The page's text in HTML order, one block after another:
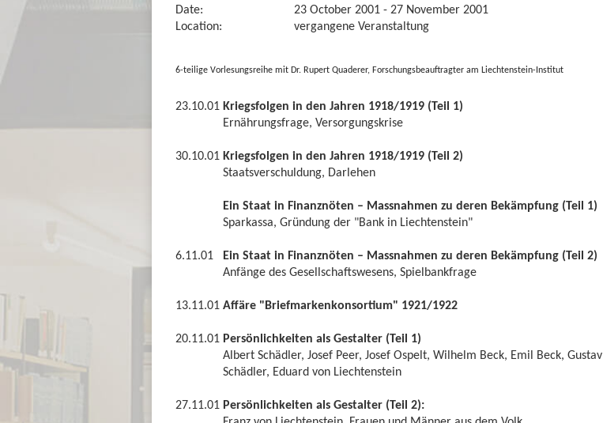
Date:
23 October 2001 - 27 November 2001
Location:
vergangene Veranstaltung
6-teilige Vorlesungsreihe mit Dr. Rupert Quaderer, Forschungsbeauftragter am Liechtenstein-Institut
23.10.01 Kriegsfolgen in den Jahren 1918/1919 (Teil 1)
Ernährungsfrage, Versorgungskrise
30.10.01 Kriegsfolgen in den Jahren 1918/1919 (Teil 2)
Staatsverschuldung, Darlehen
Ein Staat in Finanznöten – Massnahmen zu deren Bekämpfung (Teil 1)
Sparkassa, Gründung der "Bank in Liechtenstein"
6.11.01
Ein Staat in Finanznöten – Massnahmen zu deren Bekämpfung (Teil 2)
Anfänge des Gesellschaftswesens, Spielbankfrage
13.11.01 Affäre "Briefmarkenkonsortium" 1921/1922
20.11.01 Persönlichkeiten als Gestalter (Teil 1)
Albert Schädler, Josef Peer, Josef Ospelt, Wilhelm Beck, Emil Beck, Gustav
Schädler, Eduard von Liechtenstein
27.11.01 Persönlichkeiten als Gestalter (Teil 2):